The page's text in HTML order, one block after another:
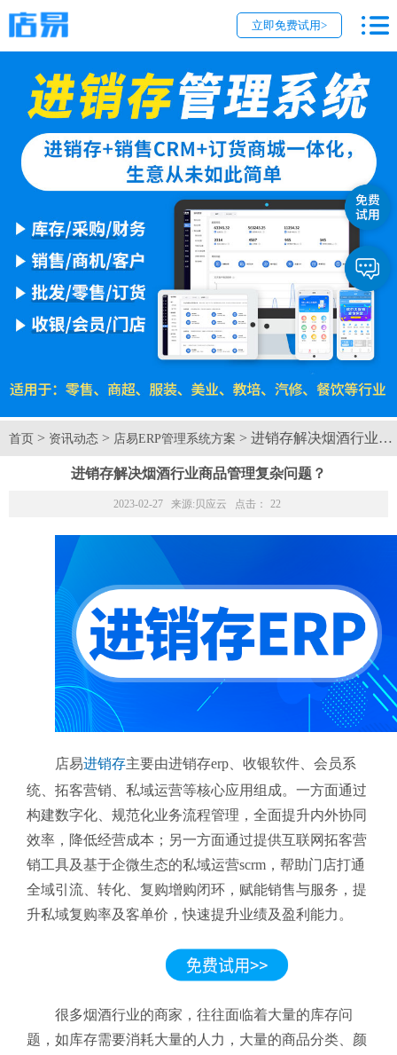
立即免费试用>
首页 > 资讯动态 > 店易ERP管理系统方案 > 进销存解决烟酒行业
进销存解决烟酒行业商品管理复杂问题？
2023-02-27 来源: 贝应云 点击： 22
店易进销存主要由进销存erp、收银软件、会员系
统、拓客营销、私域运营等核心应用组成。一方面通过
构建数字化、规范化业务流程管理，全面提升内外协同
效率，降低经营成本；另一方面通过提供互联网拓客营
销工具及基于企微生态的私域运营scrm，帮助门店打通
全域引流、转化、复购增购闭环，赋能销售与服务，提
升私域复购率及客单价，快速提升业绩及盈利能力。
很多烟酒行业的商家，往往面临着大量的库存问
题，如库存需要消耗大量的人力，大量的商品分类、颜